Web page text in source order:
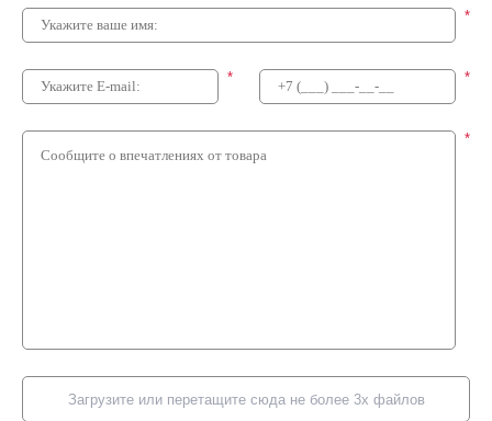
*
* *
*
Загрузите или перетащите сюда не более 3х файлов